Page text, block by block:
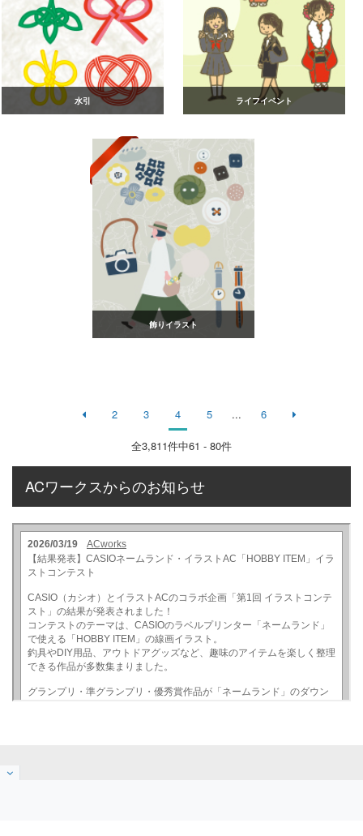
水引 ライフイベント
飾りイラスト
2 3 4 5 ... 6
全3,811件中61 - 80件
ACワークスからのお知らせ